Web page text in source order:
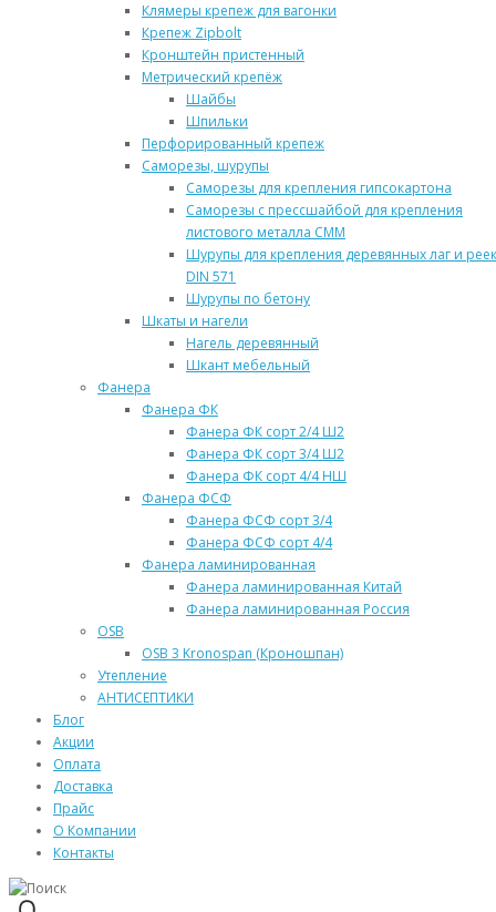
Клямеры крепеж для вагонки
Крепеж Zipbolt
Кронштейн пристенный
Метрический крепёж
Шайбы
Шпильки
Перфорированный крепеж
Саморезы, шурупы
Саморезы для крепления гипсокартона
Саморезы с прессшайбой для крепления
листового металла СММ
Шурупы для крепления деревянных лаг и реек
DIN 571
Шурупы по бетону
Шкаты и нагели
Нагель деревянный
Шкант мебельный
Фанера
Фанера ФК
Фанера ФК сорт 2/4 Ш2
Фанера ФК сорт 3/4 Ш2
Фанера ФК сорт 4/4 НШ
Фанера ФСФ
Фанера ФСФ сорт 3/4
Фанера ФСФ сорт 4/4
Фанера ламинированная
Фанера ламинированная Китай
Фанера ламинированная Россия
OSB
OSB 3 Kronospan (Кроношпан)
Утепление
АНТИСЕПТИКИ
Блог
Акции
Оплата
Доставка
Прайс
О Компании
Контакты